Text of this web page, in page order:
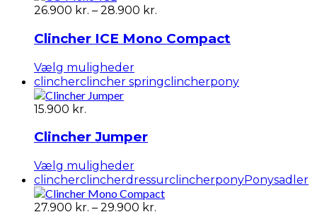
flere
Mulighederne
kan
på
varesiden
26.900 kr. – 28.900 kr.
til
28.900 kr.
Clincher ICE Mono Compact
Vælg mulighederDette
vare
Mulighederne
kan
på
varesiden
clincherclincher springclincherpony
15.900 kr.
Clincher Jumper
Vælg mulighederDette
vare
har
flere
clincherclincherdressurclincherponyPonysadler
27.900 kr. – 29.900 kr.